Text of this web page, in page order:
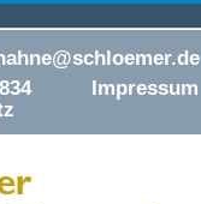
Impressum